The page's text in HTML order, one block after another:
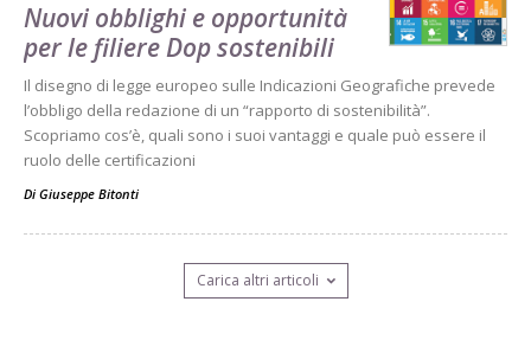
Nuovi obblighi e opportunità
per le filiere Dop sostenibili
Il disegno di legge europeo sulle Indicazioni Geografiche prevede
l’obbligo della redazione di un “rapporto di sostenibilità”.
Scopriamo cos’è, quali sono i suoi vantaggi e quale può essere il
ruolo delle certificazioni
Di Giuseppe Bitonti
Carica altri articoli